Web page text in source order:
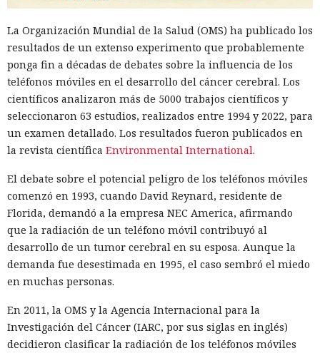
La Organización Mundial de la Salud (OMS) ha publicado los
resultados de un extenso experimento que probablemente
ponga fin a décadas de debates sobre la influencia de los
teléfonos móviles en el desarrollo del cáncer cerebral. Los
científicos analizaron más de 5000 trabajos científicos y
seleccionaron 63 estudios, realizados entre 1994 y 2022, para
un examen detallado. Los resultados fueron publicados en
la revista científica Environmental International.
El debate sobre el potencial peligro de los teléfonos móviles
comenzó en 1993, cuando David Reynard, residente de
Florida, demandó a la empresa NEC America, afirmando
que la radiación de un teléfono móvil contribuyó al
desarrollo de un tumor cerebral en su esposa. Aunque la
demanda fue desestimada en 1995, el caso sembró el miedo
en muchas personas.
En 2011, la OMS y la Agencia Internacional para la
Investigación del Cáncer (IARC, por sus siglas en inglés)
decidieron clasificar la radiación de los teléfonos móviles